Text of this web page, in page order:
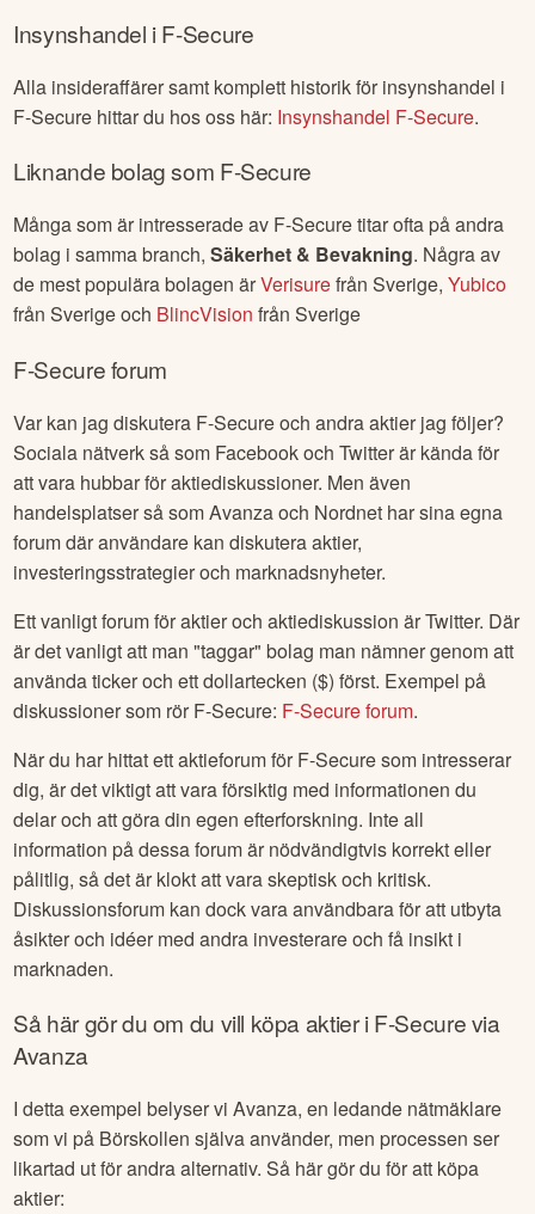
Insynshandel iF-Secure
Alla insideraffärer samt komplett historik för insynshandel i
F-Secure hittar du hos oss här: Insynshandel F-Secure.
Liknande bolag som F-Secure
Många som är intresserade av F-Securetitar ofta på andra
bolag i samma branch,Säkerhet & Bevakning. Några av
de mest populära bolagen ärVerisurefrånSverige,Yubico
frånSverigeoch BlincVision frånSverige
F-Secureforum
Var kan jag diskutera F-Secureoch andra aktier jag följer?
Sociala nätverk så som Facebook och Twitter är kända för
att vara hubbar för aktiediskussioner. Men även
handelsplatser så som Avanza och Nordnet har sina egna
forum där användare kan diskutera aktier,
investeringsstrategier och marknadsnyheter.
Ett vanligt forum för aktier och aktiediskussion är Twitter. Där
är det vanligt att man "taggar" bolag man nämner genom att
använda ticker och ett dollartecken ($) först. Exempel på
diskussioner som rör F-Secure: F-Secureforum.
När du har hittat ett aktieforum för F-Securesom intresserar
dig, är det viktigt att vara försiktig med informationen du
delar och att göra din egen efterforskning. Inte all
information på dessa forum är nödvändigtvis korrekt eller
pålitlig, så det är klokt att vara skeptisk och kritisk.
Diskussionsforum kan dock vara användbara för att utbyta
åsikter och idéer med andra investerare och få insikt i
marknaden.
Så här gör du om du vill köpa aktier iF-Securevia
Avanza
I detta exempel belyser vi Avanza, en ledande nätmäklare
som vi på Börskollen själva använder, men processen ser
likartad ut för andra alternativ. Så här gör du för att köpa
aktier: